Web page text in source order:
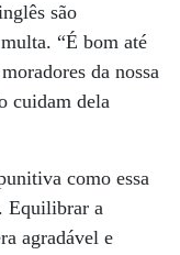
são
“É bom até
da nossa
cuidam dela
como essa
Equilibrar a
agradável e